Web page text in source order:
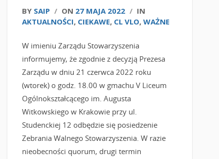
BY SAIP / ON 27 MAJA 2022 / IN
AKTUALNOŚCI, CIEKAWE, CL VLO, WAŻNE
W imieniu Zarządu Stowarzyszenia
informujemy, że zgodnie z decyzją Prezesa
Zarządu w dniu 21 czerwca 2022 roku
(wtorek) o godz. 18.00 w gmachu V Liceum
Ogólnokształcącego im. Augusta
Witkowskiego w Krakowie przy ul.
Studenckiej 12 odbędzie się posiedzenie
Zebrania Walnego Stowarzyszenia. W razie
nieobecności quorum, drugi termin